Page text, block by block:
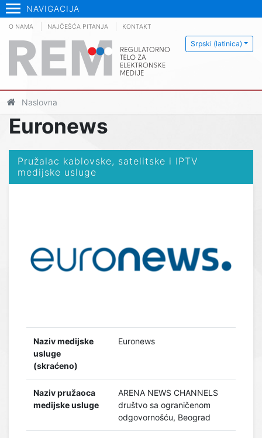
NAVIGACIJA
Srpski (latinica)
O NAMA NAJČEŠĆA PITANJA KONTAKT
Naslovna
Euronews
Pružalac kablovske, satelitske i IPTV
medijske usluge
Naziv medijske
usluge
(skraćeno)
Euronews
Naziv pružaoca
medijske usluge
ARENA NEWS CHANNELS
društvo sa ograničenom
odgovornošću, Beograd